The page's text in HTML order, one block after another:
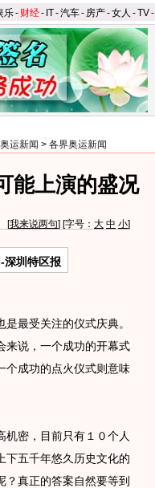
乐- 财经- IT-汽车- 房产-女人 -TV-
奥运新闻 > 各界奥运新闻
能上演的盛况
[我来说两句] [字号： 大 中 小]
深圳特区报
最受关注的仪式庆典。
来说，一个成功的开幕式
个成功的点火仪式则意味
密，目前只有１０个人
下五千年悠久历史文化的
真正的答案自然要等到